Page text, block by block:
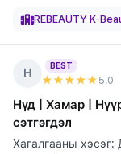
REBEAUTY K-
Н
BEST
★★★★★ 5.0
Нүд | Хамар |
сэтгэгдэл
Хагалгааны хэсэг: